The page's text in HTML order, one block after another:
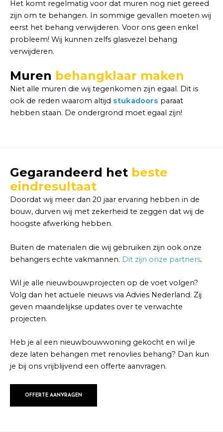
Het komt regelmatig voor dat muren nog niet gereed
zijn om te behangen. In sommige gevallen moeten wij
eerst het behang verwijderen. Voor ons geen enkel
probleem! Wij kunnen zelfs glasvezel behang
verwijderen.
Muren behangklaar maken
Niet alle muren die wij tegenkomen zijn egaal. Dit is
ook de reden waarom altijd stukadoors paraat
hebben staan. De ondergrond moet egaal zijn!
Gegarandeerd het beste
eindresultaat
Doordat wij meer dan 20 jaar ervaring hebben in de
bouw, durven wij met zekerheid te zeggen dat wij de
hoogste afwerking hebben.
Buiten de materialen die wij gebruiken zijn ook onze
behangers echte vakmannen. Dit zijn onze partners.
Wil je alle nieuwbouwprojecten op de voet volgen?
Volg dan het actuele nieuws via Advies Nederland. Zij
geven maandelijkse updates over te verwachte
projecten.
Heb je al een nieuwbouwwoning gekocht en wil je
deze laten behangen met renovlies behang? Dan kun
je bij ons vrijblijvend een offerte aanvragen.
OFFERTE AANVRAGEN